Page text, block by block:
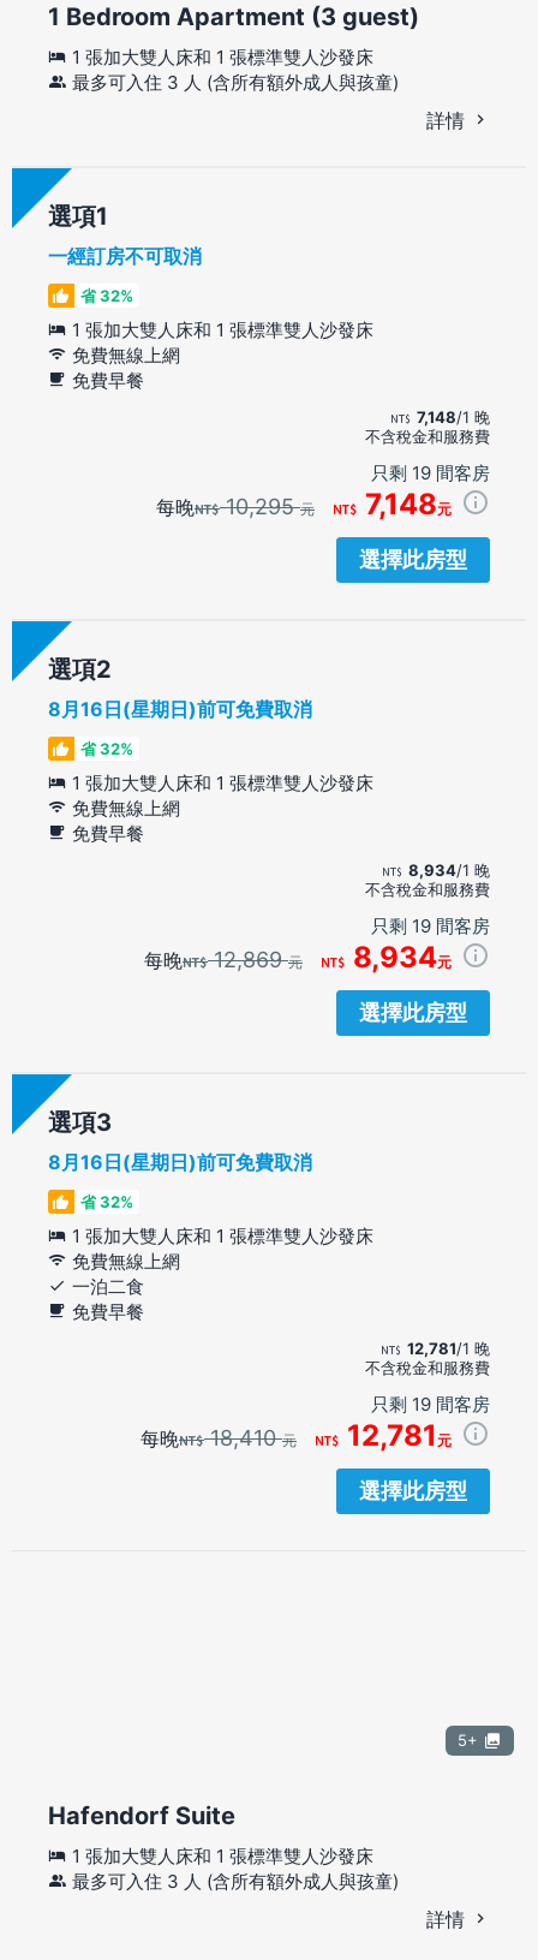
1 Bedroom Apartment (3 guest)
1 張加大雙人床和 1 張標準雙人沙發床
最多可入住 3 人 (含所有額外成人與孩童)
詳情
選項
一經訂房不可取消
省 32%
1 張加大雙人床和 1 張標準雙人沙發床
免費無線上網
免費早餐
7,148/1 晚
不含稅金和服務費
只剩 19 間客房
每晚 10,295元 7,148元
選擇此房型
選項
8月16日(星期日)前可免費取消
省 32%
1 張加大雙人床和 1 張標準雙人沙發床
免費無線上網
免費早餐
8,934/1 晚
不含稅金和服務費
只剩 19 間客房
每晚 12,869元 8,934元
選擇此房型
選項
8月16日(星期日)前可免費取消
省 32%
1 張加大雙人床和 1 張標準雙人沙發床
免費無線上網
一泊二食
免費早餐
12,781/1 晚
不含稅金和服務費
只剩 19 間客房
每晚 18,410元 12,781 元
選擇此房型
5+
Hafendorf Suite
1 張加大雙人床和 1 張標準雙人沙發床
最多可入住 3 人 (含所有額外成人與孩童)
詳情